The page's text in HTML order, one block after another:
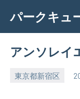
content
パークキュ
アンソレイ
東京都新宿区